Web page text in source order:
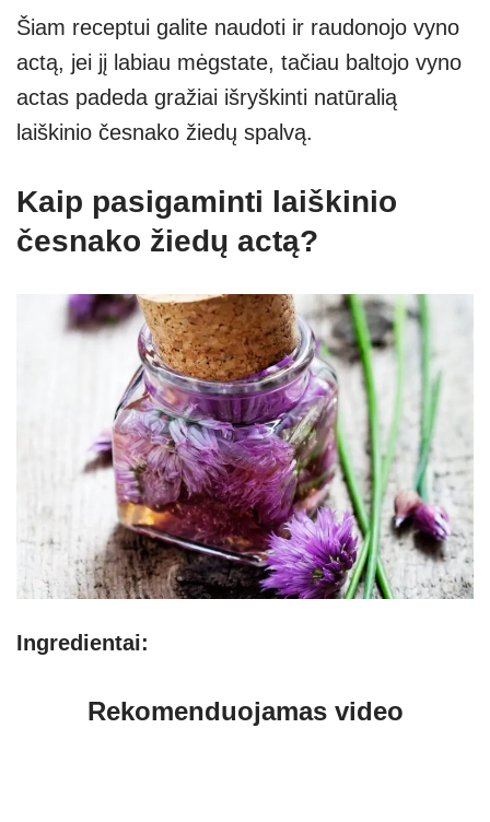
Šiam receptui galite naudoti ir raudonojo vyno
actą, jei jį labiau mėgstate, tačiau baltojo vyno
actas padeda gražiai išryškinti natūralią
laiškinio česnako žiedų spalvą.
Kaip pasigaminti laiškinio
česnako žiedų actą?
Ingredientai:
Rekomenduojamas video